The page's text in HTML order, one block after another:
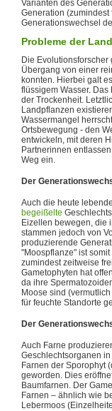
Varianten des
Generation
Generationswechsel
Probleme der
Die
Übergang von einer
konnten. Hierbei galt
flüssigem Wasser. Das
der Trockenheit.
Landpflanzen
Wassermangel
Ortsbewegung - den
entwickeln, mit deren
Partnerinnen
Weg ein.
Der
Auch die heute
begeißelte
Eizellen bewegen, die
stammen jedoch von
produzierende
"Moospflanze" ist
zumindest zeitweise
Gametophyten hat
da ihre
Moose sind
für feuchte Standorte
Der
Auch Farne
Geschlechtsorganen
Farnen der Sporophyt
geworden. Dies
Baumfarnen. Der
Farnen – ähnlich wie
Lebermoos